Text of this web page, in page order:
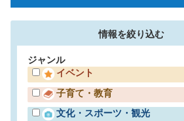
情報を絞り込む
ジャンル
イベント
子育て・教育
文化・スポーツ・観光